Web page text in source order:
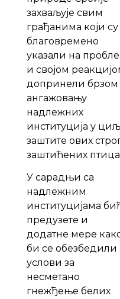
захваљује свим
грађанима који су
благовремено
указали на
и својом
допринели брзом
ангажовању
надлежних
институција у
заштите ових
заштићених
У сарадњи са
надлежним
институцијама
предузете и
додатне мере
би се обезбедили
услови за
несметано
гнежђење белих